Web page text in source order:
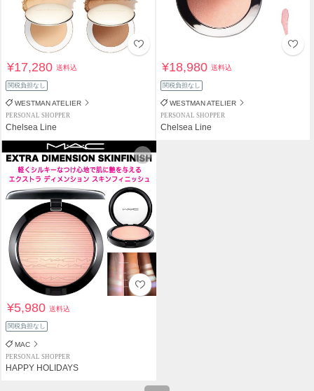
¥17,280送料込
関税負担なし
WESTMAN ATELIER
PERSONAL SHOPPER
Chelsea Line
¥18,980送料込
関税負担なし
WESTMAN ATELIER
PERSONAL SHOPPER
Chelsea Line
¥5,980送料込
関税負担なし
MAC
PERSONAL SHOPPER
HAPPY HOLIDAYS